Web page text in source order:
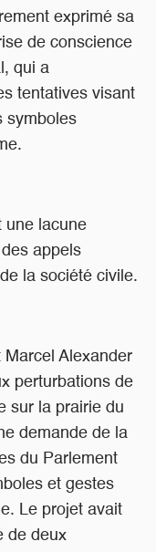
exprimé sa
de conscience
qui a
tentatives visant
symboles
une lacune
appels
la société civile.
Alexander
perturbations de
sur la prairie du
demande de la
du Parlement
et gestes
Le projet avait
de deux